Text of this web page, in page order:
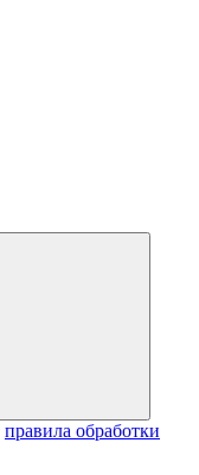
правила обработки